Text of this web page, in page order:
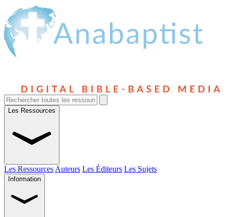
Les Ressources
Les Ressources Auteurs Les Éditeurs Les Sujets
Information